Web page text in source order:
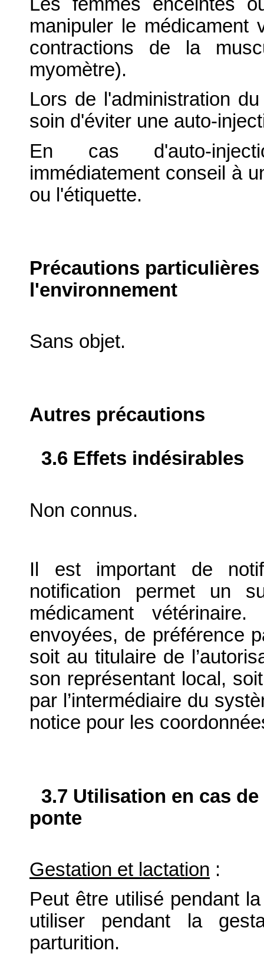
manipuler le médicament
contractions de la
myomètre).
Lors de l'administration
soin d'éviter une auto-
En cas d'auto-
immédiatement conseil à
ou l'étiquette.
Précautions
l'environnement
Sans objet.
Autres précautions
3.6 Effets indésirables
Non connus.
Il est important de
notification permet un
médicament
envoyées, de préférence
soit au titulaire de
son représentant local,
par l’intermédiaire du
notice pour les
3.7 Utilisation en cas
ponte
Gestation et lactation :
Peut être utilisé pendant
utiliser pendant la
parturition.